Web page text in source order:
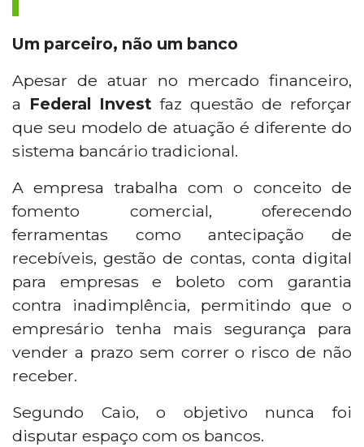
Um parceiro, não um banco
Apesar de atuar no mercado financeiro,
a Federal Investfaz questão de reforçar
que seu modelo de atuação é diferente do
sistema bancário tradicional.
A empresa trabalha com o conceito de
fomento comercial, oferecendo
ferramentas como antecipação de
recebíveis, gestão de contas, conta digital
para empresas e boleto com garantia
contra inadimplência, permitindo que o
empresário tenha mais segurança para
vender a prazo sem correr o risco de não
receber.
Segundo Caio, o objetivo nunca foi
disputar espaço com os bancos.